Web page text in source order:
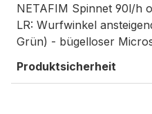
NETAFIM Spinnet 90l/h
LR: Wurfwinkel
Grün) - bügelloser
Produktsicherheit